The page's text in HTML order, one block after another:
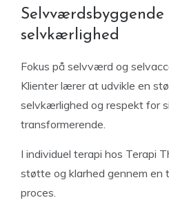
selvkærlighed
Fokus på selvværd og
Klienter lærer at udvikle en
selvkærlighed og respekt for
transformerende.
I individuel terapi hos Terapi
støtte og klarhed gennem en
proces.